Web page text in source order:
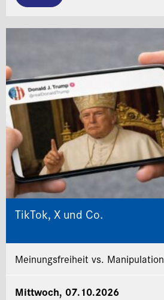
TikTok, X und Co.
Meinungsfreiheit vs. Manipulation
Mittwoch, 07.10.2026